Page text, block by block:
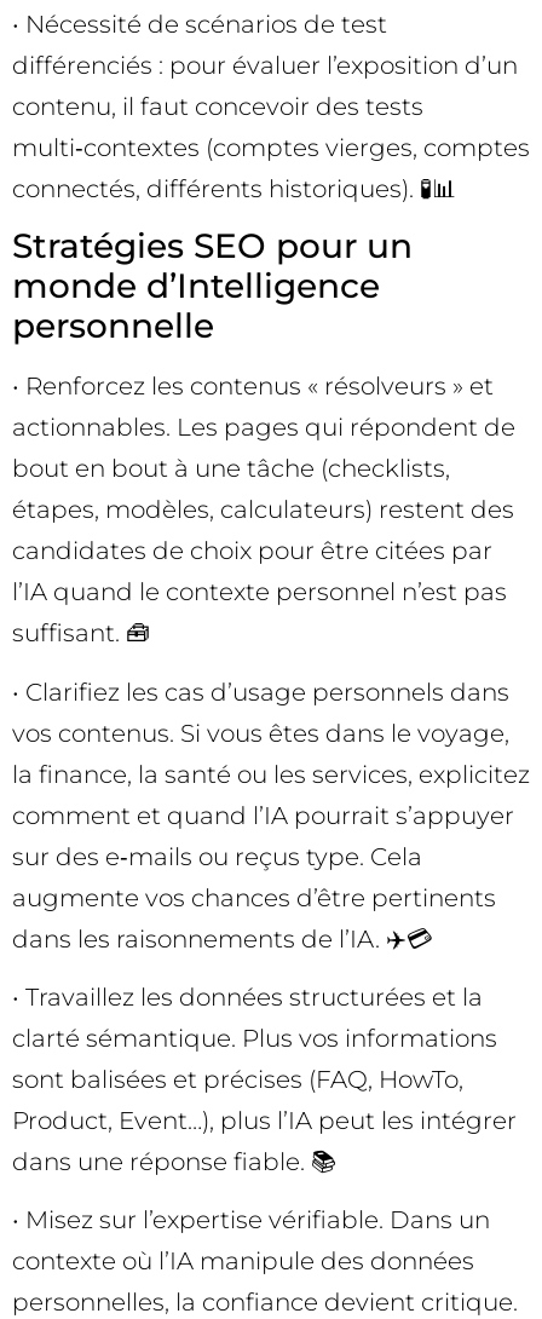
• Nécessité de scénarios de test
différenciés : pour évaluer l’exposition d’un
contenu, il faut concevoir des tests
multi‑contextes (comptes vierges, comptes
connectés, différents historiques). 🧪📊
Stratégies SEO pour un
monde d’Intelligence
personnelle
• Renforcez les contenus « résolveurs » et
actionnables. Les pages qui répondent de
bout en bout à une tâche (checklists,
étapes, modèles, calculateurs) restent des
candidates de choix pour être citées par
l’IA quand le contexte personnel n’est pas
suffisant. 🧰
• Clarifiez les cas d’usage personnels dans
vos contenus. Si vous êtes dans le voyage,
la finance, la santé ou les services, explicitez
comment et quand l’IA pourrait s’appuyer
sur des e‑mails ou reçus type. Cela
augmente vos chances d’être pertinents
dans les raisonnements de l’IA. ✈️💳
• Travaillez les données structurées et la
clarté sémantique. Plus vos informations
sont balisées et précises (FAQ, HowTo,
Product, Event…), plus l’IA peut les intégrer
dans une réponse fiable. 📚
• Misez sur l’expertise vérifiable. Dans un
contexte où l’IA manipule des données
personnelles, la confiance devient critique.